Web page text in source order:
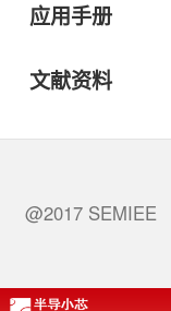
应用手册
文献资料
@2017 SEMIEE